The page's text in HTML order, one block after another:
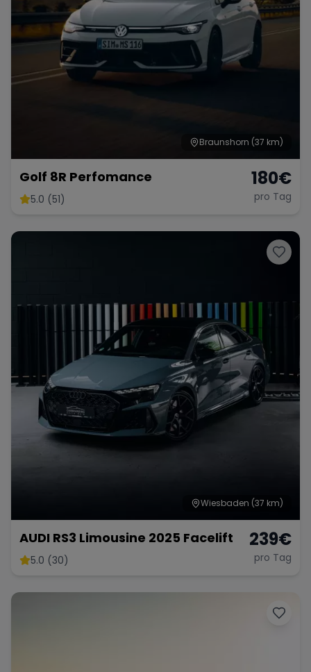
Braunshorn (37 km)
Golf 8R Perfomance
5.0 (51)
180€
pro Tag
Wiesbaden (37 km)
AUDI RS3 Limousine 2025 Facelift
5.0 (30)
239€
pro Tag